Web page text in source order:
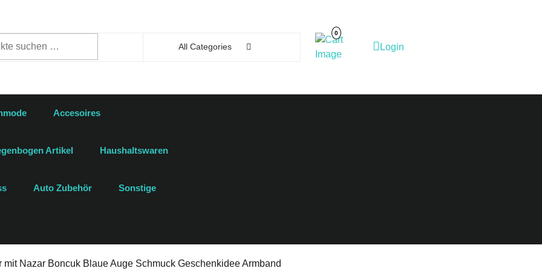
All Categories
0
Login
Accesoires
Artikel Haushaltswaren
Auto Zubehör Sonstige
mit Nazar Boncuk Blaue Auge Schmuck Geschenkidee Armband